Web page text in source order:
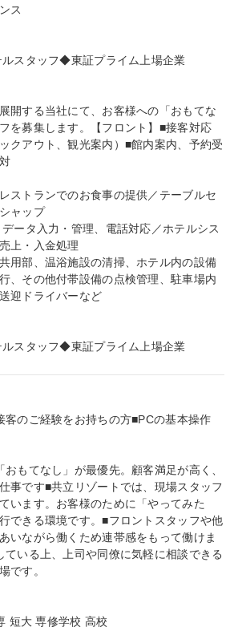
ス
スタッフ◆東証プライム上場企業
開する当社にて、お客様への「おもてな
を募集します。【フロント】■接客対応
クアウト、観光案内）■館内案内、予約受
ストランでのお食事の提供／テーブルセ
ャップ
データ入力・管理、電話対応／ホテルシス
上・入金処理
用部、温浴施設の清掃、ホテル内の設備
、その他付帯設備の点検管理、駐車場内
迎ドライバーなど
スタッフ◆東証プライム上場企業
客のご経験をお持ちの方■PCの基本操作
おもてなし」が最優先。顧客満足が高く、
事です■共立リゾートでは、現場スタッフ
います。お客様のために「やってみた
できる環境です。■フロントスタッフや他
いながら働くため連帯感をもって働けま
ている上、上司や同僚に気軽に相談できる
です。
短大 専修学校 高校